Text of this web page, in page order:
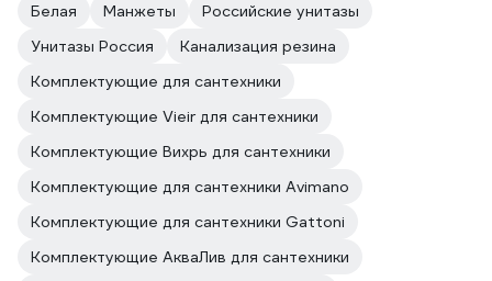
Белая Манжеты
Российские унитазы
Унитазы Россия
Канализация резина
Комплектующие для сантехники
Комплектующие Vieir для сантехники
Комплектующие Вихрь для сантехники
Комплектующие для сантехники Avimano
Комплектующие для сантехники Gattoni
Комплектующие АкваЛив для сантехники